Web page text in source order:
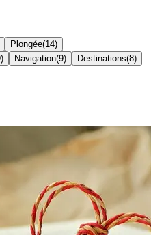
Plongée(14)
) Navigation(9) Destinations(8)